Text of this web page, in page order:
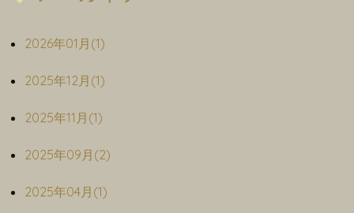
2026年01月(1)
2025年12月(1)
2025年11月(1)
2025年09月(2)
2025年04月(1)